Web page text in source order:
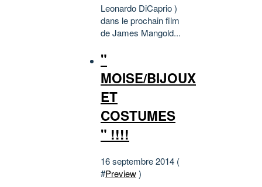
Leonardo DiCaprio )
dans le prochain film
de James Mangold...
"
MOISE/BIJOUX
ET
COSTUMES
" !!!!
16 septembre 2014 (
#Preview)